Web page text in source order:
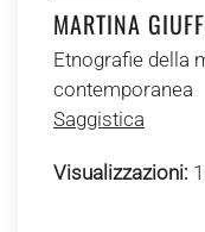
MARTINA
Etnografie della
contemporanea
Saggistica
Visualizzazioni: